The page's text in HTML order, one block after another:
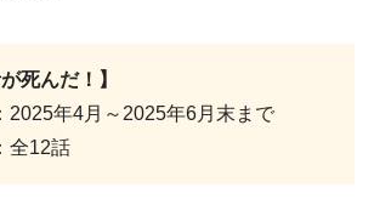
死んだ！】
年4月～2025年6月末まで
全12話